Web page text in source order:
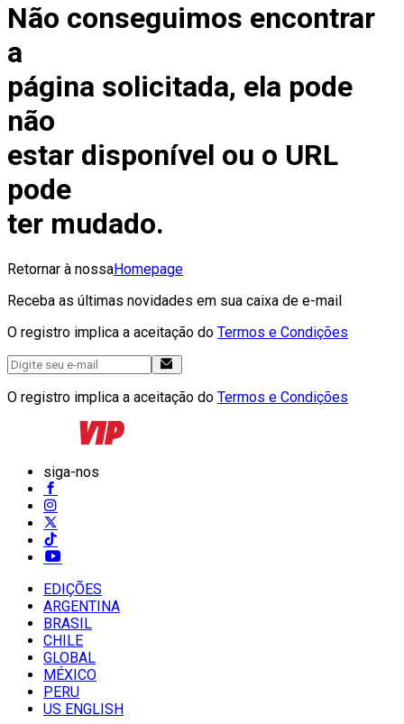
Não conseguimos encontrar
a
página solicitada, ela pode
não
estar disponível ou o URL
pode
ter mudado.
Retornar à nossaHomepage
Receba as últimas novidades em sua caixa de e-mail
O registro implica a aceitação do Termos e Condições
O registro implica a aceitação do Termos e Condições
siga-nos
EDIÇÕES
ARGENTINA
BRASIL
CHILE
GLOBAL
MÉXICO
PERU
US ENGLISH